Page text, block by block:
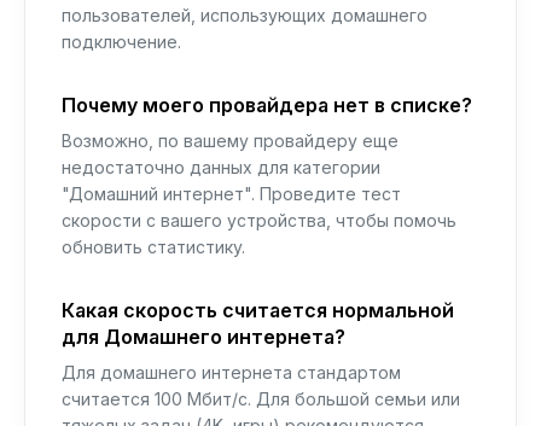
пользователей, использующих домашнего
подключение.
Почему моего провайдера нет в списке?
Возможно, по вашему провайдеру еще
недостаточно данных для категории
"Домашний интернет". Проведите тест
скорости с вашего устройства, чтобы помочь
обновить статистику.
Какая скорость считается нормальной
для Домашнего интернета?
Для домашнего интернета стандартом
считается 100 Мбит/с. Для большой семьи или